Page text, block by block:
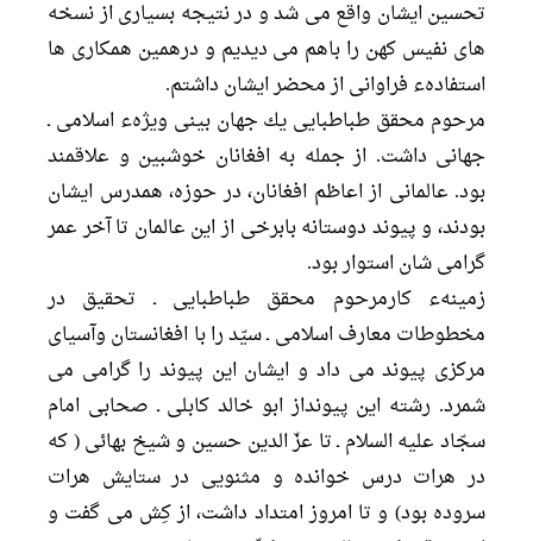
تحسين ايشان واقع مى شد و در نتيجه بسيارى از نسخه
هاى نفيس كهن را باهم مى ديديم و درهمين همكارى ها
استفادهء فراوانى از محضر ايشان داشتم.
مرحوم محقق طباطبایی يك جهان بينى ویژهء اسلامى ـ
جهانى داشت. از جمله به افغانان خوشبين و علاقمند
بود. عالمانى از اعاظم افغانان، در حوزه، همدرس ايشان
بودند، و پيوند دوستانه بابرخى از اين عالمان تا آخر عمر
گرامى شان استوار بود.
زمينهء كارمرحوم محقق طباطبایی ـ تحقيق در
مخطوطات معارف اسلامى ـ سيّد را با افغانستان وآسياى
مركزى پيوند مى داد و ايشان اين پيوند را گرامى مى
شمرد. رشته اين پيونداز ابو خالد كابلى ـ صحابى امام
سجّاد عليه السلام ـ تا عزّ الدين حسين و شيخ بهائى ( که
در هرات درس خوانده و مثنویی در ستایش هرات
سروده بود) و تا امروز امتداد داشت، از كِش مى گفت و